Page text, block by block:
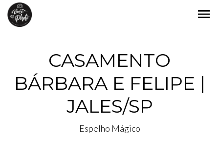
menu
CASAMENTO
BÁRBARA E FELIPE |
JALES/SP
Espelho Mágico